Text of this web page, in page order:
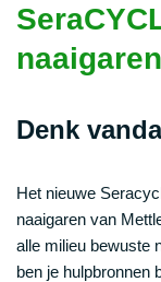
naaigaren
Denk
Het nieuwe
naaigaren van
alle milieu bewuste
ben je hulpbronnen